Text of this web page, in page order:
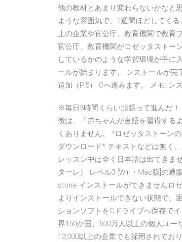
他の教材とあまり変わらないかなと
ような雰囲気で、1週間ほどしてく
上の企業や官公庁、教育機関で教育
官公庁、教育機関がロゼッタストー
しているかのような学習環境が手に
ールが始まります。 ンストールが
追加（P.5） Oへ進みます。 メモ: ン
※毎日3時間くらい頑張って進んだ
徴は、「赤ちゃんが言語を習得する
くありません。 *ロゼッタストーン
ダウンロード* テキストなどは無く
レッスン中は全く日本語は出てきま
ターレ） レベル3 [Win・Mac版]の
stone インストールができませんロ
よりインストールできない状態で、
ションソフトをCドライブへ保存で
界150か国、500万人以上の個人ユ
12,000以上の企業でも採用されてお